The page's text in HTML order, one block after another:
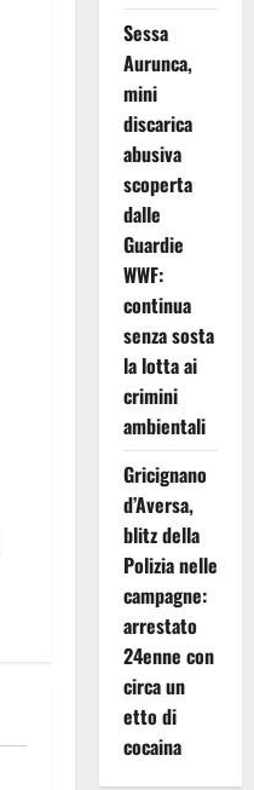
Sessa
Aurunca,
mini
discarica
abusiva
scoperta
dalle
Guardie
WWF:
continua
senza sosta
la lotta ai
crimini
ambientali
Gricignano
d’Aversa,
blitz della
Polizia nelle
campagne:
arrestato
24enne con
circa un
etto di
cocaina